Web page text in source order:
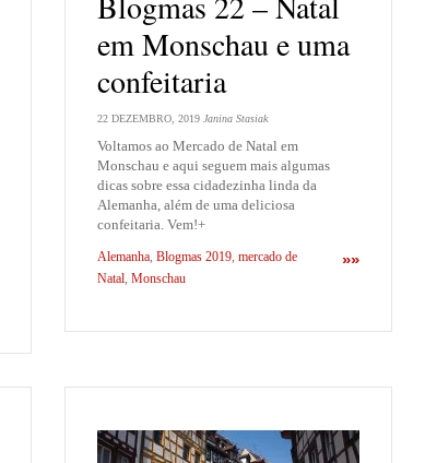
em Monschau e uma
confeitaria
22 DEZEMBRO, 2019 Janina Stasiak
Voltamos ao Mercado de Natal em
Monschau e aqui seguem mais algumas
dicas sobre essa cidadezinha linda da
Alemanha, além de uma deliciosa
confeitaria. Vem!+
»»
Alemanha, Blogmas 2019, mercado de
Natal, Monschau